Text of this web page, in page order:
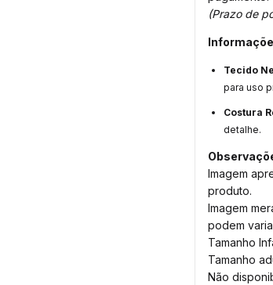
(Prazo de
Tecido
para uso
Costura
detalhe.
Imagem
produto.
Imagem
podem
Tamanho
Tamanho
Não